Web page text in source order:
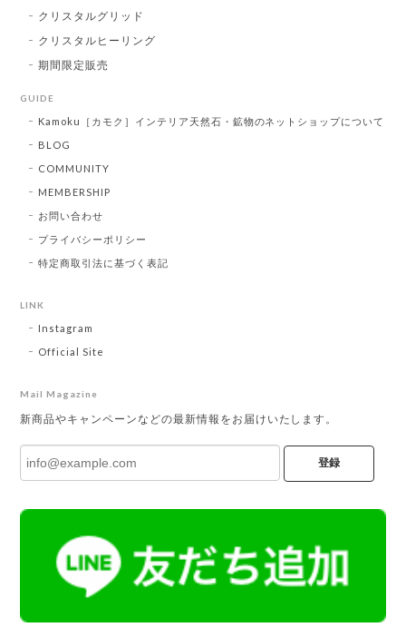
クリスタルグリッド
クリスタルヒーリング
期間限定販売
GUIDE
Kamoku［カモク］インテリア天然石・鉱物のネットショップについて
BLOG
COMMUNITY
MEMBERSHIP
お問い合わせ
プライバシーポリシー
特定商取引法に基づく表記
LINK
Instagram
Official Site
Mail Magazine
新商品やキャンペーンなどの最新情報をお届けいたします。
登録